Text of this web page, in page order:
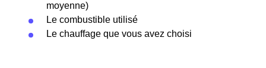
moyenne)
Le combustible utilisé
Le chauffage que vous avez choisi